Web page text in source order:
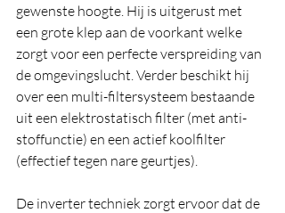
gewenste hoogte. Hij is uitgerust met
een grote klep aan de voorkant welke
zorgt voor een perfecte verspreiding van
de omgevingslucht. Verder beschikt hij
over een multi-filtersysteem bestaande
uit een elektrostatisch filter (met anti-
stoffunctie) en een actief koolfilter
(effectief tegen nare geurtjes).
De inverter techniek zorgt ervoor dat de